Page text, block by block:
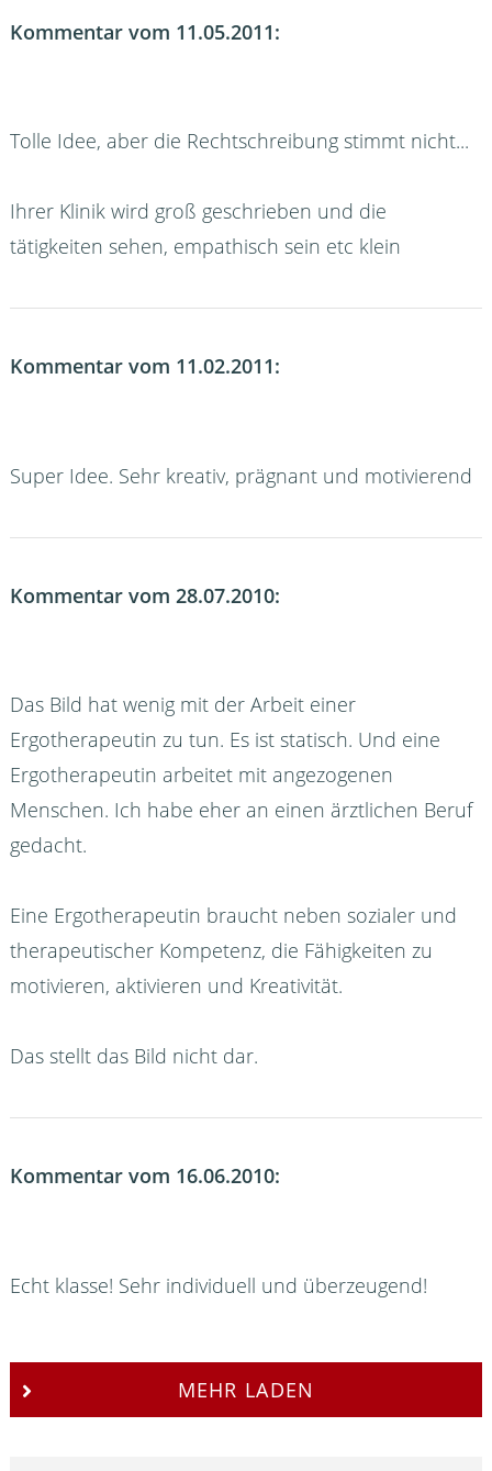
Kommentar vom 11.05.2011:
Tolle Idee, aber die Rechtschreibung stimmt nicht...
Ihrer Klinik wird groß geschrieben und die
tätigkeiten sehen, empathisch sein etc klein
Kommentar vom 11.02.2011:
Super Idee. Sehr kreativ, prägnant und motivierend
Kommentar vom 28.07.2010:
Das Bild hat wenig mit der Arbeit einer
Ergotherapeutin zu tun. Es ist statisch. Und eine
Ergotherapeutin arbeitet mit angezogenen
Menschen. Ich habe eher an einen ärztlichen Beruf
gedacht.
Eine Ergotherapeutin braucht neben sozialer und
therapeutischer Kompetenz, die Fähigkeiten zu
motivieren, aktivieren und Kreativität.
Das stellt das Bild nicht dar.
Kommentar vom 16.06.2010:
Echt klasse! Sehr individuell und überzeugend!
MEHR LADEN